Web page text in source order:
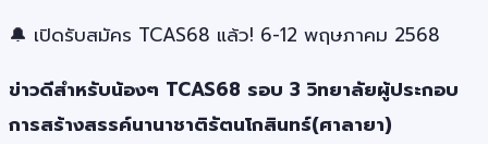
🔔 เปิดรับสมัคร TCAS68 แล้ว! 6-12 พฤษภาคม 2568
ข่าวดีสำหรับน้องๆ TCAS68 รอบ 3 วิทยาลัยผู้ประกอบ
การสร้างสรรค์นานาชาติรัตนโกสินทร์(ศาลายา)